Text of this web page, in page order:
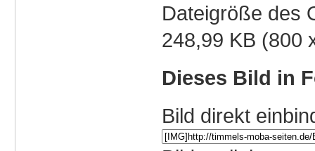
Dateigröße des
248,99 KB (800
Dieses Bild in
Bild direkt